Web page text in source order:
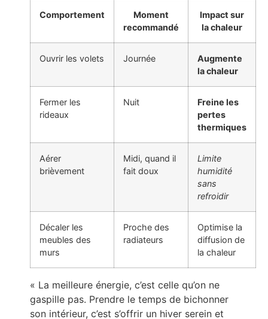
Comportement
Moment
recommandé
Impact sur
la chaleur
Ouvrir les volets Journée
Augmente
la chaleur
Fermer les
rideaux
Nuit
Freine les
pertes
thermiques
Aérer
brièvement
Midi, quand il
fait doux
Limite
humidité
sans
refroidir
Décaler les
meubles des
murs
Proche des
radiateurs
Optimise la
diffusion de
la chaleur
« La meilleure énergie, c’est celle qu’on ne
gaspille pas. Prendre le temps de bichonner
son intérieur, c’est s’offrir un hiver serein et